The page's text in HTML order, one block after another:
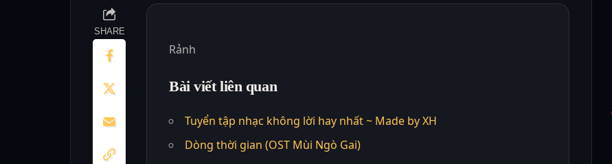
SHARE
Rảnh
Bài viết liên quan
Tuyển tập nhạc không lời hay nhất ~ Made by XH
Dòng thời gian (OST Mùi Ngò Gai)